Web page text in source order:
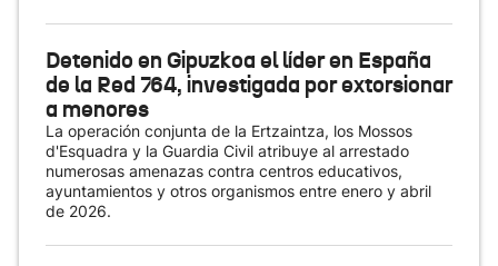
Detenido en Gipuzkoa el líder en España
de la Red 764, investigada por extorsionar
a menores
La operación conjunta de la Ertzaintza, los Mossos
d'Esquadra y la Guardia Civil atribuye al arrestado
numerosas amenazas contra centros educativos,
ayuntamientos y otros organismos entre enero y abril
de 2026.